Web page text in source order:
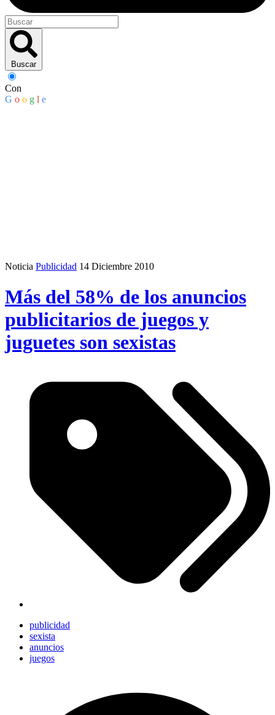
Buscar
Con
G o o g l e
Noticia Publicidad 14 Diciembre 2010
Más del 58% de los anuncios
publicitarios de juegos y
juguetes son sexistas
publicidad
sexista
anuncios
juegos